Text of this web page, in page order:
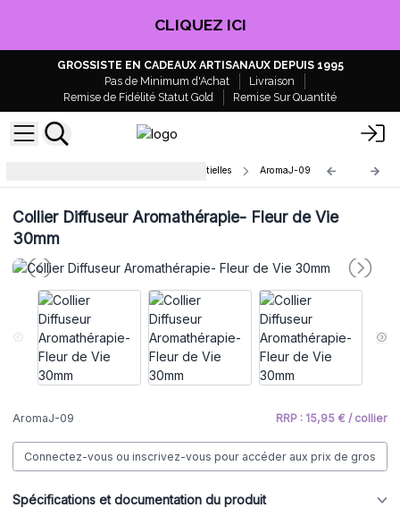
CLIQUEZ ICI
GROSSISTE EN CADEAUX ARTISANAUX DEPUIS 1995
Pas de Minimum d'Achat
Livraison
Remise de Fidélité Statut Gold
Remise Sur Quantité
Colliers Diffuseurs d'Huiles Essentielles AromaJ-09
Collier Diffuseur Aromathérapie- Fleur de Vie
30mm
AromaJ-09 RRP : 15,95 € / collier
Connectez-vous ou inscrivez-vous pour accéder aux prix de gros
Spécifications et documentation du produit